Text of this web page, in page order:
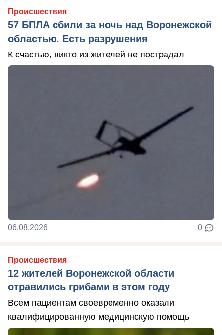
Происшествия
57 БПЛА сбили за ночь над Воронежской
областью. Есть разрушения
К счастью, никто из жителей не пострадал
06.08.2026 0
Происшествия
12 жителей Воронежской области
отравились грибами в этом году
Всем пациентам своевременно оказали
квалифицированную медицинскую помощь